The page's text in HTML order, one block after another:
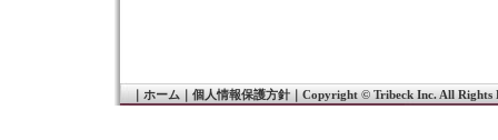
ホーム｜ 個人情報保護方針｜ Copyright © Tribeck Inc. All Rights